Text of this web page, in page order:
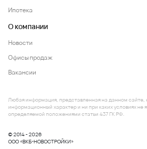
Ипотека
О компании
Новости
Офисы продаж
Вакансии
© 2014 - 2026
ООО «ВКБ-НОВОСТРОЙКИ»
Любая информация, представленная на данном сайте,
информационный характер и ни при каких условиях не
определяемой положениями статьи 437 ГК РФ.